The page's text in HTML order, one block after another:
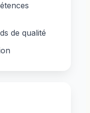
de qualité